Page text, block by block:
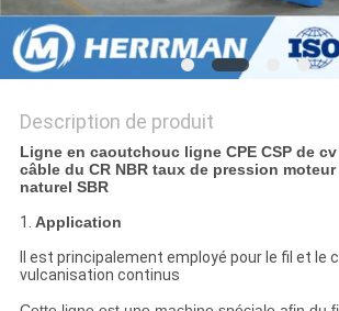
Description de produit
Ligne en caoutchouc ligne CPE CSP de
câble du CR NBR taux de pression
naturel SBR
1. Application
Il est principalement employé pour le fil et le
vulcanisation continus